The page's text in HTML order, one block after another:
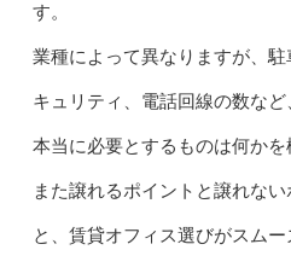
す。
業種によって異なりますが、
キュリティ、電話回線の数な
本当に必要とするものは何かを
また譲れるポイントと譲れな
と、賃貸オフィス選びがスムー